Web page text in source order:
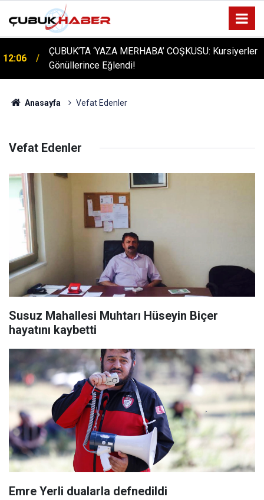
12:06
ÇUBUK’TA ‘YAZA MERHABA’ COŞKUSU: Kursiyerler
Gönüllerince Eğlendi!
Anasayfa Vefat Edenler
Vefat Edenler
Susuz Mahallesi Muhtarı Hüseyin Biçer
hayatını kaybetti
Emre Yerli dualarla defnedildi